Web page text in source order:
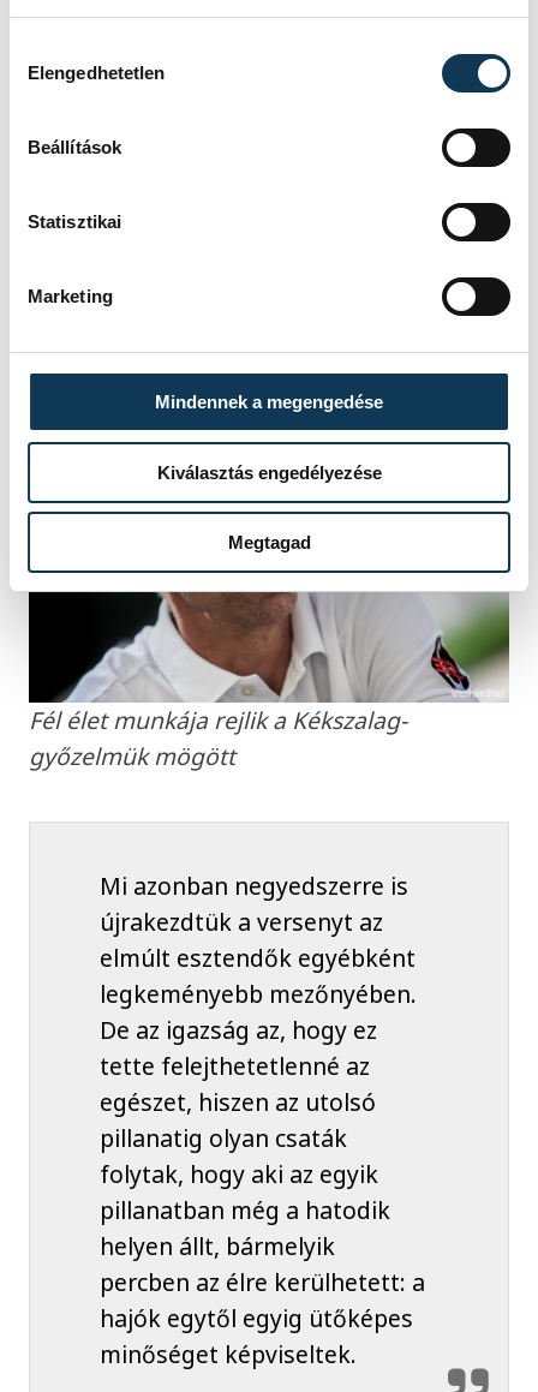
Elengedhetetlen
Beállítások
Statisztikai
Marketing
Mindennek a megengedése
Kiválasztás engedélyezése
Megtagad
közbeszólt: Balatonlellénél
mögé tekintettünk, szinte
láthattunk. Az örömünk
leálltunk, mellénk pedig
Fél élet munkája rejlik a Kékszalag-
győzelmük mögött
Mi azonban negyedszerre is
újrakezdtük a versenyt az
elmúlt esztendők egyébként
legkeményebb mezőnyében.
De az igazság az, hogy ez
tette felejthetetlenné az
egészet, hiszen az utolsó
pillanatig olyan csaták
folytak, hogy aki az egyik
pillanatban még a hatodik
helyen állt, bármelyik
percben az élre kerülhetett: a
hajók egytől egyig ütőképes
minőséget képviseltek.